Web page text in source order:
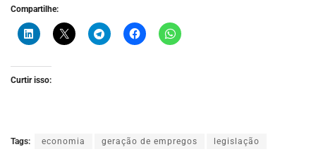
Compartilhe:
Curtir isso:
Tags: economia geração de empregos legislação